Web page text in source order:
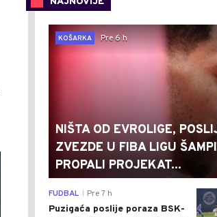
KOŠARKA
Pre 6 h
NIŠTA OD EVROLIGE,
ZVEZDE U FIBA LIGU
PROPALI PROJEKAT...
FUDBAL Pre 7 h
Puzigaća poslije poraza BSK-